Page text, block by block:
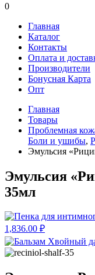
0
Главная
Каталог
Контакты
Оплата и
Производители
Бонусная Карта
Опт
Главная
Товары
Проблемная
Боли и ушибы,
Эмульсия
Эмульсия
35мл
1,836.00 ₽